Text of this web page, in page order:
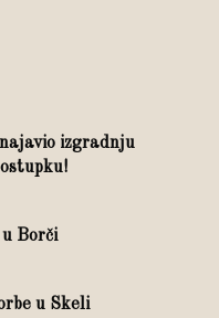
izgradnju
Borči
u Skeli